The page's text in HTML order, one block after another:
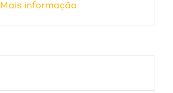
Mais informação